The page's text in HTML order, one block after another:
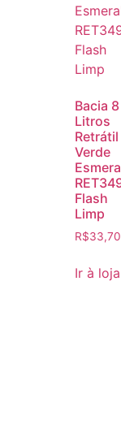
Bacia 8
Litros
Retrátil
Verde
Flash
Limp
R$33,70
Ir à loja